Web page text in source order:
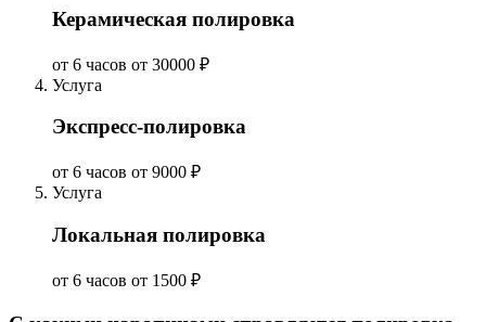
Керамическая полировка
от 6 часов от 30000 ₽
Услуга
Экспресс-полировка
от 6 часов от 9000 ₽
Услуга
Локальная полировка
от 6 часов от 1500 ₽